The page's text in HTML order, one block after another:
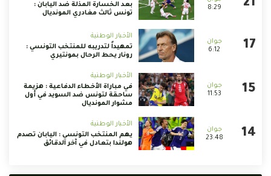
8:29
بعد الخسارة المذلة ضد اليابان :
تونس ثالث مغادري المونديال
6:12
الأخبار الوطنية
تمهيداً لتدريبه للمنتخب التونسي :
رونار يحط الرحال بمونتيري
11:53
الأخبار الوطنية
في مباراة الأخطاء الدفاعية : هزيمة
ساحقة لتونس ضد السويد في أول
مشوار المونديال
23:48
الأخبار الوطنية
يهم المنتخب التونسي : اليابان تصدم
هولندا بتعادل في آخر الدقائق